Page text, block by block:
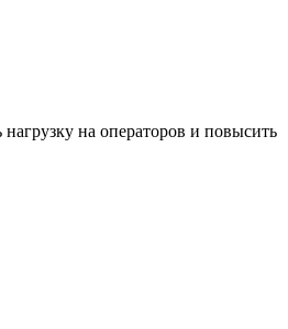
на операторов и повысить